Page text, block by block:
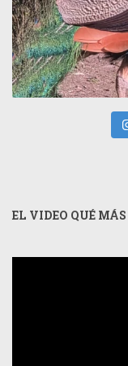
EL VIDEO QUÉ